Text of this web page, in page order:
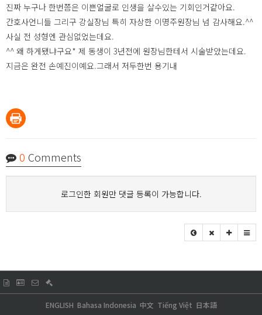
진짜 누구나 한번쯤은 이쁜얼굴로 인생을 살수있는 기회인거같아요.
간호사언니들 그리구 강실장님 특히 자상한 이명주원장님 넘 감사해요.^^
사실 전 성형엔 관심없었는데요.
^^ 왜 하게됐냐구요* 제 동생이 3년전에 원장님한테서 시술받았는데요.
지금은 완전 손예진이예요.그래서 저두한번 용기내
0 Comments
로그인한 회원만 댓글 등록이 가능합니다.
日本語
Tiếng Việt
中文
Bahasa Indonesia
ENGLISH